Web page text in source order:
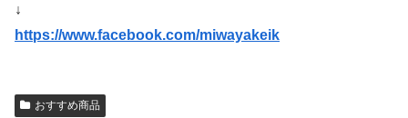
↓
https://www.facebook.com/miwayakeik
おすすめ商品